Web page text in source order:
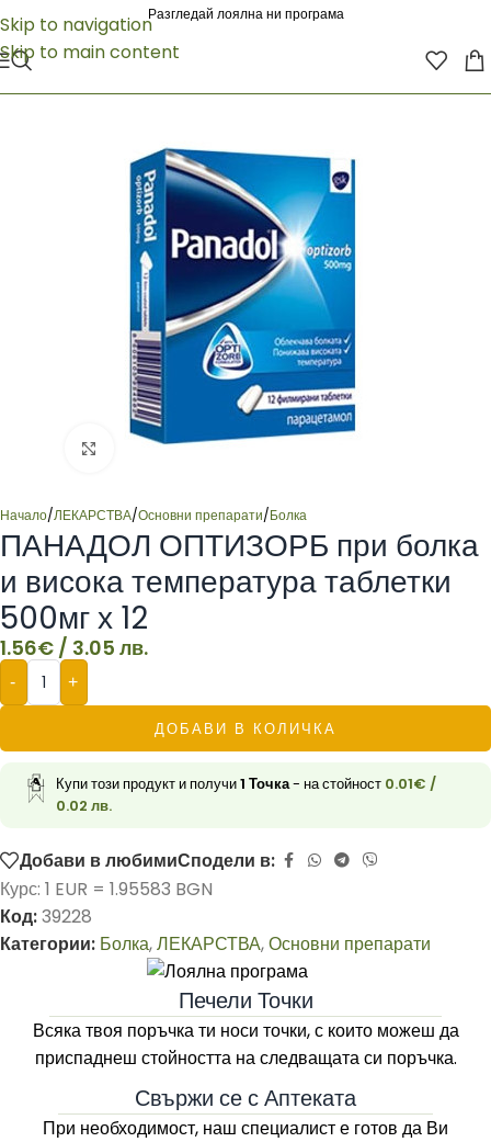
Skip to navigation
Skip to main content
Разгледай лоялна ни програма
Click to enlarge
Начало/ЛЕКАРСТВА/Основни препарати/Болка
ПАНАДОЛ ОПТИЗОРБ при болка
и висока температура таблетки
500мг х 12
1.56€ / 3.05 лв.
- +
ДОБАВИ В КОЛИЧКА
Купи този продукт и получи1 Точка- на стойност 0.01€ /
0.02 лв.
Добави в любимиСподели в:
Курс: 1 EUR = 1.95583 BGN
Код:39228
Категории: Болка,ЛЕКАРСТВА,Основни препарати
Печели Точки
Всяка твоя поръчка ти носи точки, с които можеш да
приспаднеш стойността на следващата си поръчка.
Свържи се с Аптеката
При необходимост, наш специалист е готов да Ви